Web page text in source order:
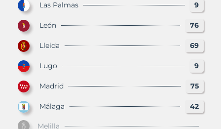
Las Palmas 9
León 76
Lleida 69
Lugo 9
Madrid 75
Málaga 42
Melilla